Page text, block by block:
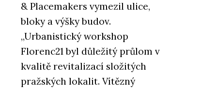
& Placemakers vymezil ulice,
bloky a výšky budov.
„Urbanistický workshop
Florenc21 byl důležitý průlom v
kvalitě revitalizací složitých
pražských lokalit. Vítězný